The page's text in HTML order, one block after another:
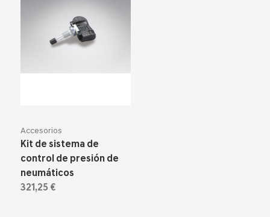
Accesorios
Kit de sistema de
control de presión de
neumáticos
321,25 €